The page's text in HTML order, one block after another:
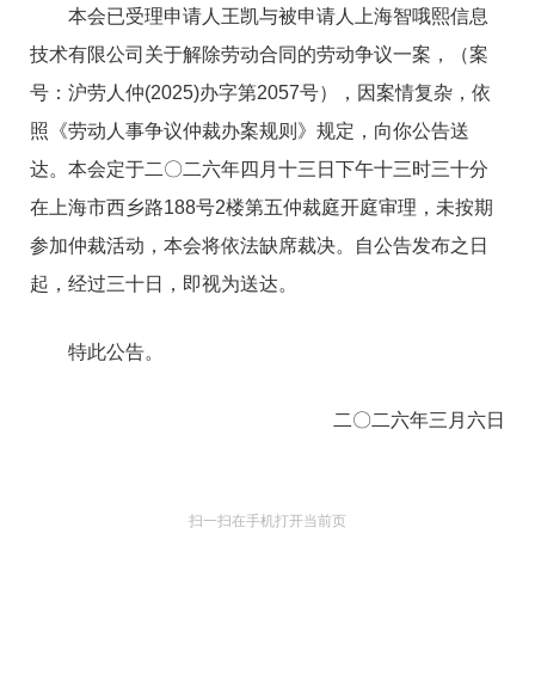
本会已受理申请人王凯与被申请人上海智哦熙信息
技术有限公司关于解除劳动合同的劳动争议一案，（案
号：沪劳人仲(2025)办字第2057号），因案情复杂，依
照《劳动人事争议仲裁办案规则》规定，向你公告送
达。本会定于二〇二六年四月十三日下午十三时三十分
在上海市西乡路188号2楼第五仲裁庭开庭审理，未按期
参加仲裁活动，本会将依法缺席裁决。自公告发布之日
起，经过三十日，即视为送达。
特此公告。
二〇二六年三月六日
扫一扫在手机打开当前页